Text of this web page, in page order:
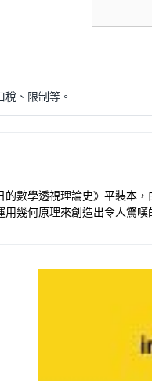
稅、限制等。
的數學透視理論史》平裝本
幾何原理來創造出令人驚